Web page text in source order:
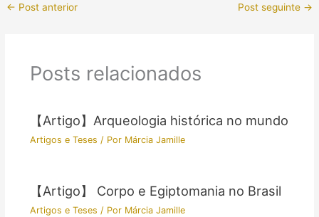
← Post anterior Post seguinte →
Posts relacionados
【Artigo】Arqueologia histórica no mundo
Artigos e Teses / Por Márcia Jamille
【Artigo】 Corpo e Egiptomania no Brasil
Artigos e Teses / Por Márcia Jamille